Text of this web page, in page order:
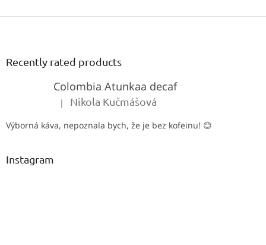
F
Recently rated products
Colombia Atunkaa decaf
The product rating is 5 out of 5 stars.
| Nikola Kučmášová
Výborná káva, nepoznala bych, že je bez kofeinu! 😊
Instagram